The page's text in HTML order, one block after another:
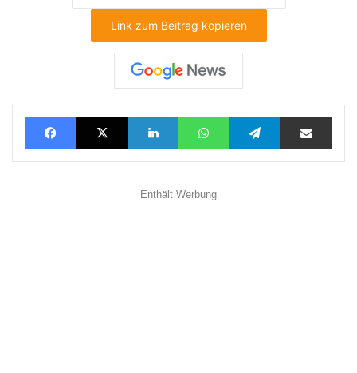
Link zum Beitrag kopieren
FacebookX LinkedInWhatsAppTelegramTeilen via E-Mail
Enthält Werbung